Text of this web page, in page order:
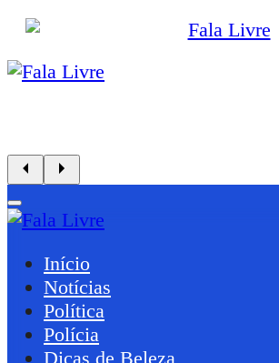
Início
Notícias
Política
Polícia
Dicas de Beleza